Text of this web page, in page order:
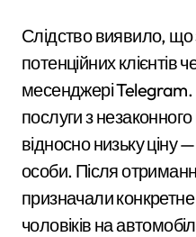
Слідство виявило, що
потенційних клієнтів
месенджері
послуги з
відносно низьку
особи. Після
призначали конкретне
чоловіків на